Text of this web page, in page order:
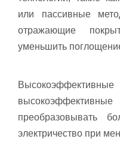
или пассивные
отражающие
уменьшить
преобразовывать
электричество при